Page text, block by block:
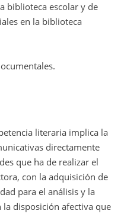
biblioteca escolar y de
en la biblioteca
literaria implica la
directamente
que ha de realizar el
con la adquisición de
para el análisis y la
disposición afectiva que